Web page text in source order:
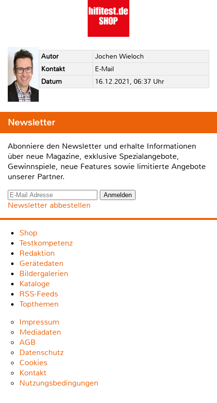
Autor
Jochen Wieloch
Kontakt
E-Mail
Datum
16.12.2021, 06:37 Uhr
Newsletter
Abonniere den Newsletter und erhalte Informationen
über neue Magazine, exklusive Spezialangebote,
Gewinnspiele, neue Features sowie limitierte Angebote
unserer Partner.
Newsletter abbestellen
Shop
Testkompetenz
Redaktion
Gerätedaten
Bildergalerien
Kataloge
RSS-Feeds
Topthemen
Impressum
Mediadaten
AGB
Datenschutz
Cookies
Kontakt
Nutzungsbedingungen